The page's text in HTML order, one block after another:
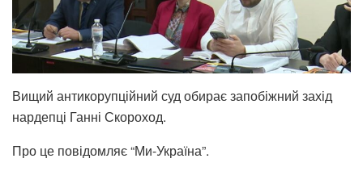
Вищий антикорупційний суд обирає запобіжний захід
нардепці Ганні Скороход.
Про це повідомляє “Ми-Україна”.